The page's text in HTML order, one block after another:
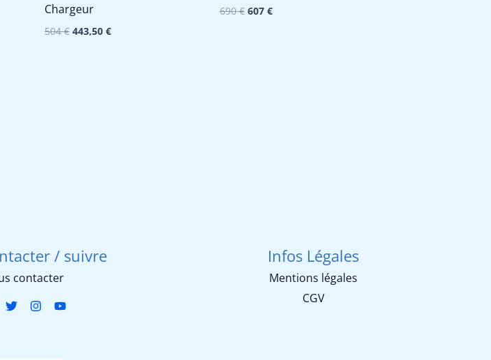
Chargeur
504€ Le
443,50 €Le
690€ Le
607 €Le
/ suivre
contacter
Infos Légales
Mentions légales
CGV